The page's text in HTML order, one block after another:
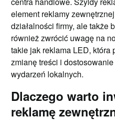
element reklamy
działalności firmy, ale także
również zwrócić uwagę na
takie jak reklama LED,
zmianę treści i
wydarzeń lokalnych.
Dlaczego warto
reklamę